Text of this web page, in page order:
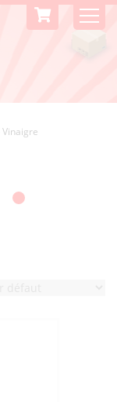
Vinaigre